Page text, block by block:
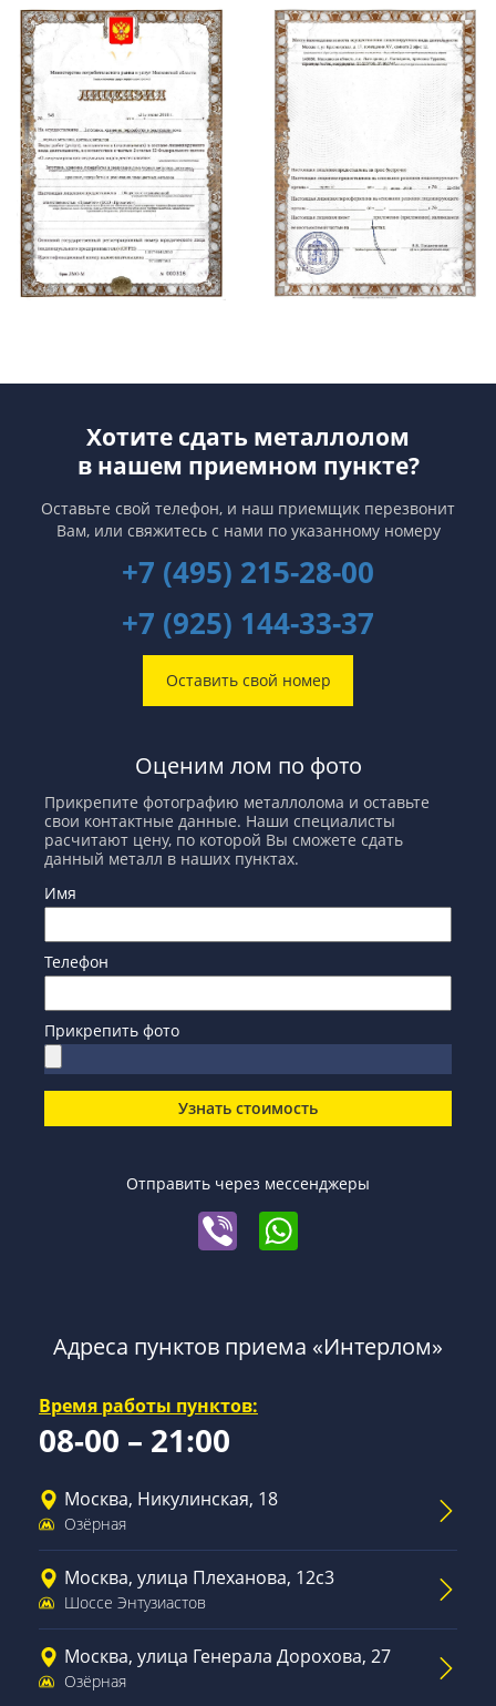
Хотите сдать металлолом
в нашем приемном пункте?
Оставьте свой телефон, и наш приемщик перезвонит
Вам, или свяжитесь с нами по указанному номеру
+7 (495) 215-28-00
+7 (925) 144-33-37
Оставить свой номер
Оценим лом по фото
Прикрепите фотографию металлолома и оставьте
свои контактные данные. Наши специалисты
расчитают цену, по которой Вы сможете сдать
данный металл в наших пунктах.
Имя
Телефон
Прикрепить фото
Узнать стоимость
Отправить через мессенджеры
Адреса пунктов приема «Интерлом»
Время работы пунктов:
08-00 – 21:00
Москва, Никулинская, 18
Озёрная
Москва, улица Плеханова, 12с3
Шоссе Энтузиастов
Москва, улица Генерала Дорохова, 27
Озёрная